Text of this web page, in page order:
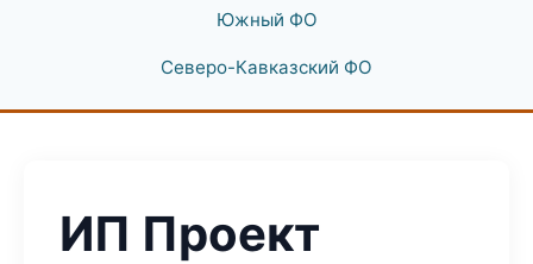
Южный ФО
Северо-Кавказский ФО
ИП Проект